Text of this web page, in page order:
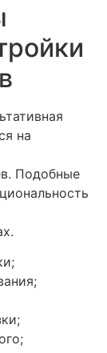
на
Подобные